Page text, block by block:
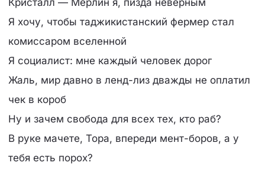
Кристалл — Мерлин я, пизда неверным
Я хочу, чтобы таджикистанский фермер стал
комиссаром вселенной
Я социалист: мне каждый человек дорог
Жаль, мир давно в ленд-лиз дважды не оплатил
чек в короб
Ну и зачем свобода для всех тех, кто раб?
В руке мачете, Тора, впереди мент-боров, а у
тебя есть порох?